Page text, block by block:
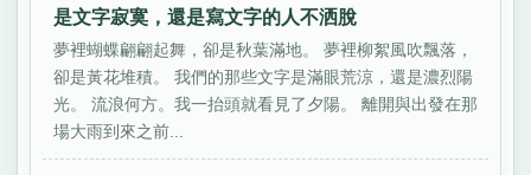
是文字寂寞，還是寫文字的人不洒脫
夢裡蝴蝶翩翩起舞，卻是秋葉滿地。 夢裡柳絮風吹飄落，
卻是黃花堆積。 我們的那些文字是滿眼荒涼，還是濃烈陽
光。 流浪何方。我一抬頭就看見了夕陽。 離開與出發在那
場大雨到來之前...